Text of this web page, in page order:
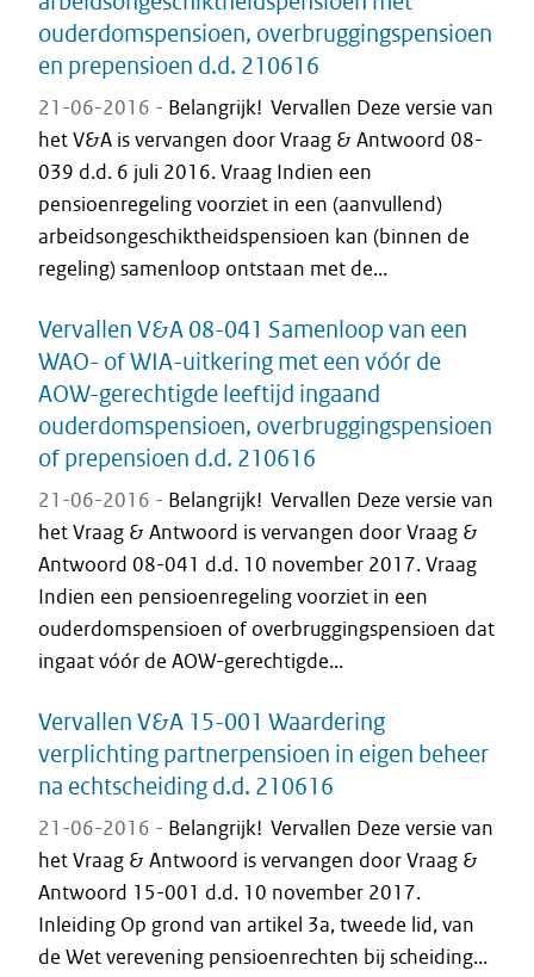
ouderdomspensioen, overbruggingspensioen
en prepensioen d.d. 210616
21-06-2016 - Belangrijk! Vervallen Deze versie van
het V&A is vervangen door Vraag & Antwoord 08-
039 d.d. 6 juli 2016. Vraag Indien een
pensioenregeling voorziet in een (aanvullend)
arbeidsongeschiktheidspensioen kan (binnen de
regeling) samenloop ontstaan met de...
Vervallen V&A 08-041 Samenloop van een
WAO- of WIA-uitkering met een vóór de
AOW-gerechtigde leeftijd ingaand
ouderdomspensioen, overbruggingspensioen
of prepensioen d.d. 210616
21-06-2016 - Belangrijk! Vervallen Deze versie van
het Vraag & Antwoord is vervangen door Vraag &
Antwoord 08-041 d.d. 10 november 2017. Vraag
Indien een pensioenregeling voorziet in een
ouderdomspensioen of overbruggingspensioen dat
ingaat vóór de AOW-gerechtigde...
Vervallen V&A 15-001 Waardering
verplichting partnerpensioen in eigen beheer
na echtscheiding d.d. 210616
21-06-2016 - Belangrijk! Vervallen Deze versie van
het Vraag & Antwoord is vervangen door Vraag &
Antwoord 15-001 d.d. 10 november 2017.
Inleiding Op grond van artikel 3a, tweede lid, van
de Wet verevening pensioenrechten bij scheiding...